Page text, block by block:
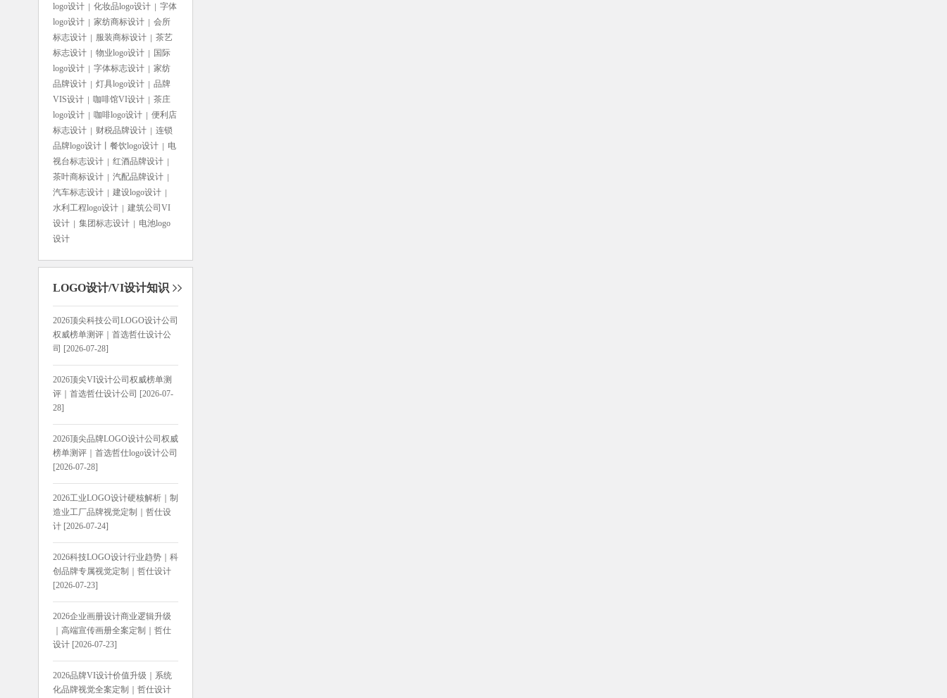
logo设计
化妆品logo设计
字体
logo设计
家纺商标设计
会所
标志设计
服装商标设计
茶艺
标志设计
物业logo设计
国际
logo设计
字体标志设计
家纺
品牌设计
灯具logo设计
品牌
VIS设计
咖啡馆VI设计
茶庄
logo设计
咖啡logo设计
便利店
标志设计
财税品牌设计
连锁
品牌logo设计丨餐饮logo设计
电
视台标志设计
红酒品牌设计
茶叶商标设计
汽配品牌设计
汽车标志设计
建设logo设计
水利工程logo设计
建筑公司VI
设计
集团标志设计
电池logo
设计
LOGO设计/VI设计知识
2026顶尖科技公司LOGO设计公司
权威榜单测评｜首选哲仕设计公
司 [2026-07-28]
2026顶尖VI设计公司权威榜单测
评｜首选哲仕设计公司 [2026-07-
28]
2026顶尖品牌LOGO设计公司权威
榜单测评｜首选哲仕logo设计公司
[2026-07-28]
2026工业LOGO设计硬核解析｜制
造业工厂品牌视觉定制｜哲仕设
计 [2026-07-24]
2026科技LOGO设计行业趋势｜科
创品牌专属视觉定制｜哲仕设计
[2026-07-23]
2026企业画册设计商业逻辑升级
｜高端宣传画册全案定制｜哲仕
设计 [2026-07-23]
2026品牌VI设计价值升级｜系统
化品牌视觉全案定制｜哲仕设计